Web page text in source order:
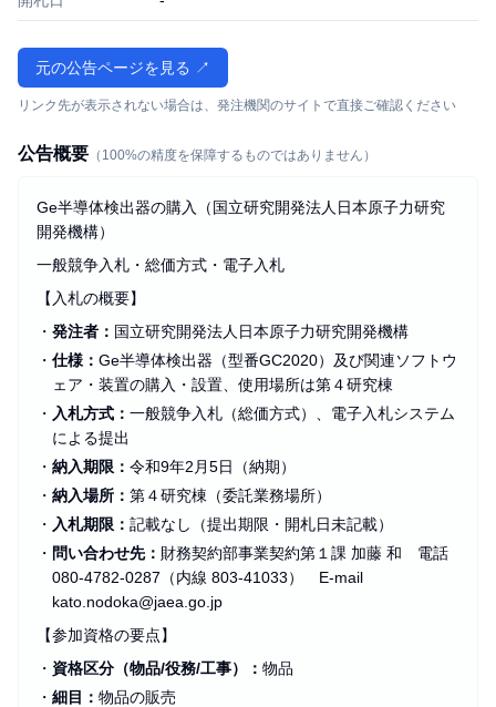
元の公告ページを見る ↗
リンク先が表示されない場合は、発注機関のサイトで直接ご確認ください
公告概要 （100%の精度を保障するものではありません）
Ge半導体検出器の購入（国立研究開発法人日本原子力研究
開発機構）
一般競争入札・総価方式・電子入札
【入札の概要】
・ 発注者： 国立研究開発法人日本原子力研究開発機構
・ 仕様： Ge半導体検出器（型番GC2020）及び関連ソフトウ
ェア・装置の購入・設置、使用場所は第４研究棟
・ 入札方式： 一般競争入札（総価方式）、電子入札システム
による提出
・ 納入期限： 令和9年2月5日（納期）
・ 納入場所： 第４研究棟（委託業務場所）
・ 入札期限： 記載なし（提出期限・開札日未記載）
・ 問い合わせ先： 財務契約部事業契約第１課 加藤 和 電話
080‑4782‑0287（内線 803‑41033） E‑mail
kato.nodoka@jaea.go.jp
【参加資格の要点】
・ 資格区分（物品/役務/工事）： 物品
・ 細目： 物品の販売